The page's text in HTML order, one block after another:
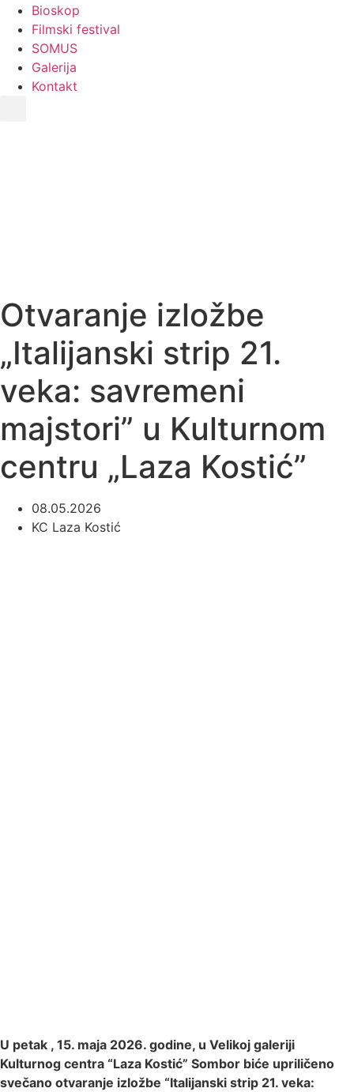
Bioskop
Filmski festival
SOMUS
Galerija
Kontakt
Otvaranje izložbe
„Italijanski strip 21.
veka: savremeni
majstori” u Kulturnom
centru „Laza Kostić”
08.05.2026
KC Laza Kostić
U petak , 15. maja 2026. godine, u Velikoj galeriji
Kulturnog centra “Laza Kostić” Sombor biće upriličeno
svečano otvaranje izložbe “Italijanski strip 21. veka: